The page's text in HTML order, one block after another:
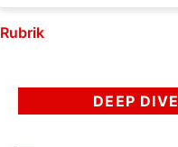
Rubrik
DEEP DIVE